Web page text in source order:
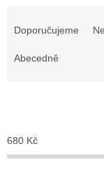
o
d
Doporučujeme
Abecedně
680 Kč